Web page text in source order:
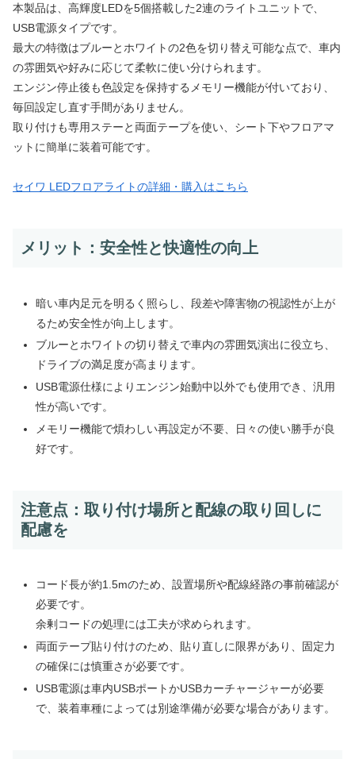
本製品は、高輝度LEDを5個搭載した2連のライトユニットで、
USB電源タイプです。
最大の特徴はブルーとホワイトの2色を切り替え可能な点で、車内
の雰囲気や好みに応じて柔軟に使い分けられます。
エンジン停止後も色設定を保持するメモリー機能が付いており、
毎回設定し直す手間がありません。
取り付けも専用ステーと両面テープを使い、シート下やフロアマ
ットに簡単に装着可能です。
セイワ LEDフロアライトの詳細・購入はこちら
メリット：安全性と快適性の向上
暗い車内足元を明るく照らし、段差や障害物の視認性が上が
るため安全性が向上します。
ブルーとホワイトの切り替えで車内の雰囲気演出に役立ち、
ドライブの満足度が高まります。
USB電源仕様によりエンジン始動中以外でも使用でき、汎用
性が高いです。
メモリー機能で煩わしい再設定が不要、日々の使い勝手が良
好です。
注意点：取り付け場所と配線の取り回しに
配慮を
コード長が約1.5mのため、設置場所や配線経路の事前確認が
必要です。
余剰コードの処理には工夫が求められます。
両面テープ貼り付けのため、貼り直しに限界があり、固定力
の確保には慎重さが必要です。
USB電源は車内USBポートかUSBカーチャージャーが必要
で、装着車種によっては別途準備が必要な場合があります。